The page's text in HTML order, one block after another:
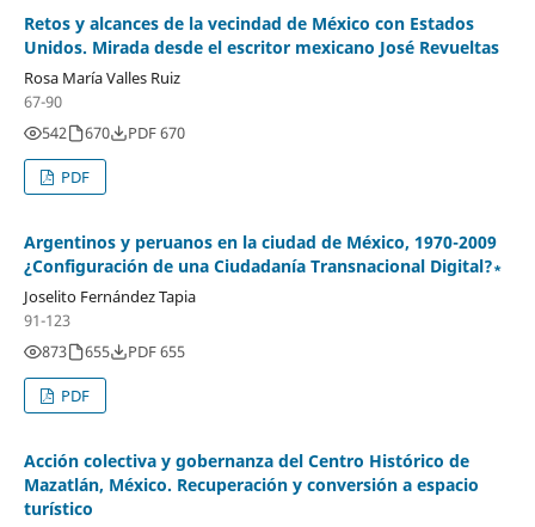
Retos y alcances de la vecindad de México con Estados
Unidos. Mirada desde el escritor mexicano José Revueltas
Rosa María Valles Ruiz
67-90
542
670 PDF 670
PDF
Argentinos y peruanos en la ciudad de México, 1970-2009
¿Configuración de una Ciudadanía Transnacional Digital?∗
Joselito Fernández Tapia
91-123
873
655 PDF 655
PDF
Acción colectiva y gobernanza del Centro Histórico de
Mazatlán, México. Recuperación y conversión a espacio
turístico